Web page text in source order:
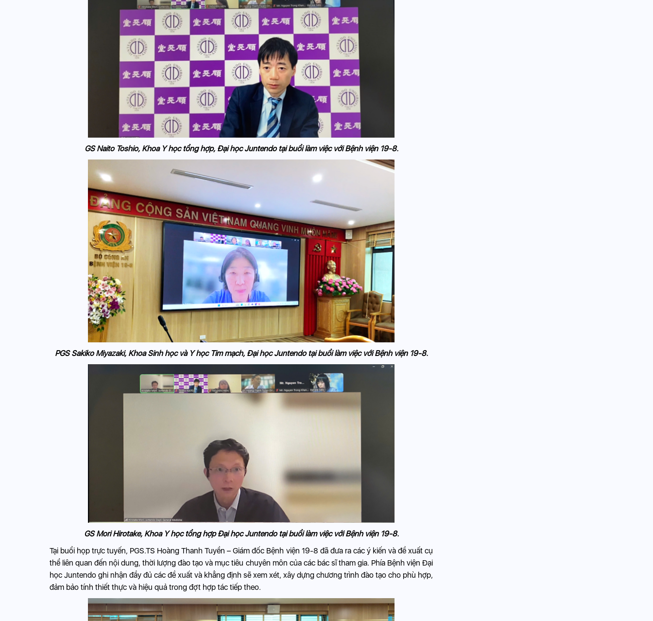
GS Naito Toshio, Khoa Y học tổng hợp, Đại học Juntendo tại buổi làm việc với Bệnh viện 19-8.
PGS Sakiko Miyazaki, Khoa Sinh học và Y học Tim mạch, Đại học Juntendo tại buổi làm việc với Bệnh viện 19-8.
GS Mori Hirotake, Khoa Y học tổng hợp Đại học Juntendo tại buổi làm việc với Bệnh viện 19-8.
Tại buổi họp trực tuyến, PGS.TS Hoàng Thanh Tuyền – Giám đốc Bệnh viện 19-8 đã đưa ra các ý kiến và đề xuất cụ
thể liên quan đến nội dung, thời lượng đào tạo và mục tiêu chuyên môn của các bác sĩ tham gia. Phía Bệnh viện Đại
học Juntendo ghi nhận đầy đủ các đề xuất và khẳng định sẽ xem xét, xây dựng chương trình đào tạo cho phù hợp,
đảm bảo tính thiết thực và hiệu quả trong đợt hợp tác tiếp theo.